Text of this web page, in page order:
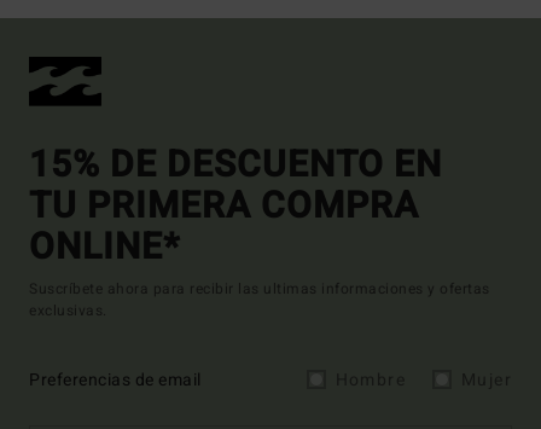
15% DE DESCUENTO EN
TU PRIMERA COMPRA
ONLINE*
Suscríbete ahora para recibir las ultimas informaciones y ofertas
exclusivas.
Preferencias de email